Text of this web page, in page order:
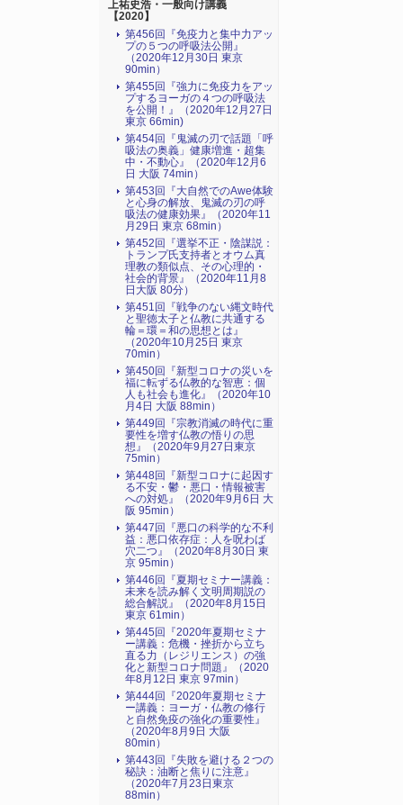
上祐史浩・一般向け講義
【2020】
第456回『免疫力と集中力アッ
プの５つの呼吸法公開』
（2020年12月30日 東京
90min）
第455回『強力に免疫力をアッ
プするヨーガの４つの呼吸法
を公開！』（2020年12月27日
東京 66min)
第454回『鬼滅の刃で話題「呼
吸法の奥義」健康増進・超集
中・不動心』（2020年12月6
日 大阪 74min）
第453回『大自然でのAwe体験
と心身の解放、鬼滅の刃の呼
吸法の健康効果』（2020年11
月29日 東京 68min）
第452回『選挙不正・陰謀説：
トランプ氏支持者とオウム真
理教の類似点、その心理的・
社会的背景』（2020年11月8
日大阪 80分）
第451回『戦争のない縄文時代
と聖徳太子と仏教に共通する
輪＝環＝和の思想とは』
（2020年10月25日 東京
70min）
第450回『新型コロナの災いを
福に転ずる仏教的な智恵：個
人も社会も進化』（2020年10
月4日 大阪 88min）
第449回『宗教消滅の時代に重
要性を増す仏教の悟りの思
想』（2020年9月27日東京
75min）
第448回『新型コロナに起因す
る不安・鬱・悪口・情報被害
への対処』（2020年9月6日 大
阪 95min）
第447回『悪口の科学的な不利
益：悪口依存症：人を呪わば
穴二つ』（2020年8月30日 東
京 95min）
第446回『夏期セミナー講義：
未来を読み解く文明周期説の
総合解説』（2020年8月15日
東京 61min）
第445回『2020年夏期セミナ
ー講義：危機・挫折から立ち
直る力（レジリエンス）の強
化と新型コロナ問題』（2020
年8月12日 東京 97min）
第444回『2020年夏期セミナ
ー講義：ヨーガ・仏教の修行
と自然免疫の強化の重要性』
（2020年8月9日 大阪
80min）
第443回『失敗を避ける２つの
秘訣：油断と焦りに注意』
（2020年7月23日東京
88min）